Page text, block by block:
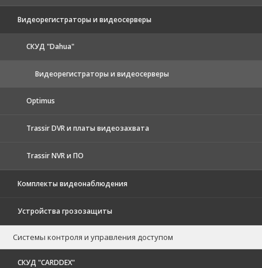
Видеорегистраторы и видеосерверы
CКУД "Dahua"
Видеорегистраторы и видеосерверы
Optimus
Trassir DVR и платы видеозахвата
Trassir NVR и ПО
Комплекты видеонаблюдения
Устройства грозозащиты
Системы контроля и управления доступом
CКУД "CARDDEX"